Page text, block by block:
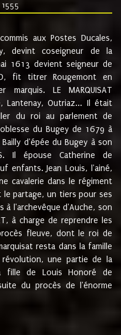
1555
aux Postes Ducales,
devint coseigneur de la
1613 devient seigneur de
fit titrer Rougemont en
LE MARQUISAT
Lantenay, Outriaz... Il était
du roi au parlement de
du Bugey de 1679 à
d'épée du Bugey à son
Il épouse Catherine de
enfants. Jean Louis, l'ainé,
cavalerie dans le régiment
partage, un tiers pour ses
l'archevêque d'Auche, son
à charge de reprendre les
fleuve, dont le roi de
resta dans la famille
révolution, une partie de la
fille de Louis Honoré de
du procès de l'énorme